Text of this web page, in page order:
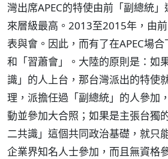
灣出席APEC的特使由前「副總統
來層級最高。2013至2015年，由
表與會。因此，而有了在APEC場合
和「習蕭會」。大陸的原則是：如
識」的人上台，那台灣派出的特使
理，派擔任過「副總統」的人參加
動並參加大合照；如果是主張台獨
二共識」這個共同政治基礎，就只
企業界知名人士參加，而且無資格